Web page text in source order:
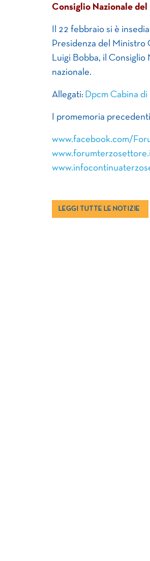
Consiglio Nazionale del
Il 22 febbraio si è
Presidenza del Ministro
Luigi Bobba, il
nazionale.
Allegati: Dpcm Cabina di
I promemoria
www.facebook.com/
LEGGI TUTTE LE NOTIZIE